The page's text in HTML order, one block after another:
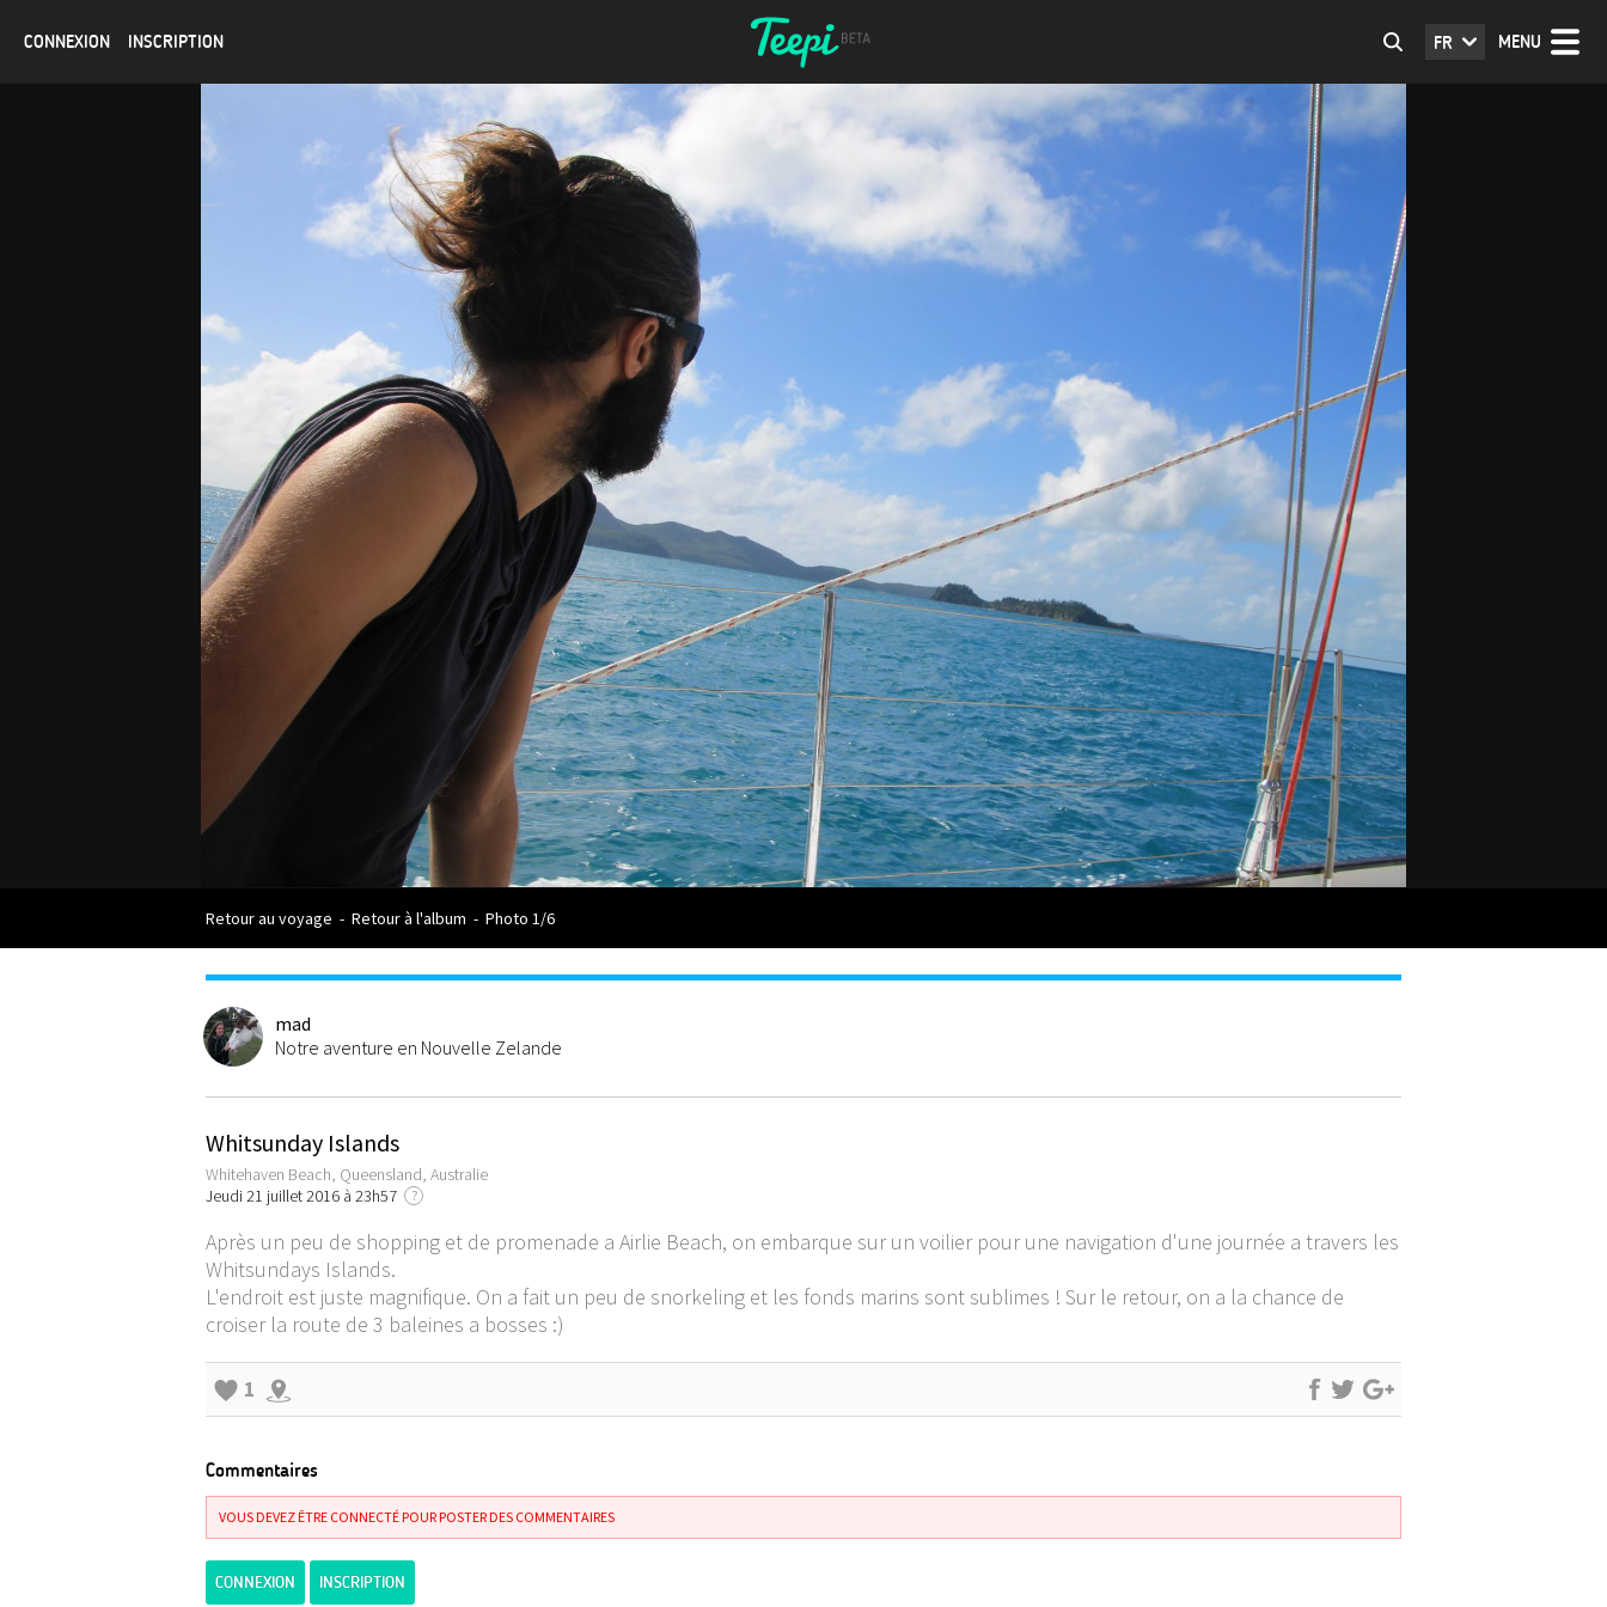
CONNEXION INSCRIPTION MENU
FR
Retour au voyage - Retour à l'album - Photo 1/6
mad
Notre aventure en Nouvelle Zelande
Whitsunday Islands
Whitehaven Beach, Queensland, Australie
Jeudi 21 juillet 2016 à 23h57
?
Après un peu de shopping et de promenade a Airlie Beach, on embarque sur un voilier pour une navigation d'une journée a travers les
Whitsundays Islands.
L'endroit est juste magnifique. On a fait un peu de snorkeling et les fonds marins sont sublimes ! Sur le retour, on a la chance de
croiser la route de 3 baleines a bosses :)
1
Commentaires
VOUS DEVEZ ÊTRE CONNECTÉ POUR POSTER DES COMMENTAIRES
CONNEXION INSCRIPTION